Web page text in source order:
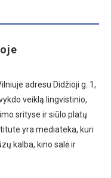
adresu Didžioji g. 1,
veiklą lingvistinio,
srityse ir siūlo platų
yra mediateka, kuri
kalba, kino salė ir